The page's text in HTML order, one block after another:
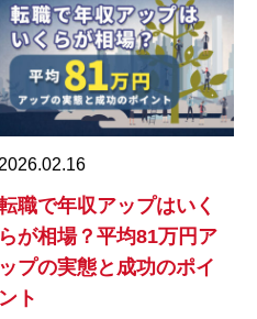
2026.02.16
職で年収アップはいく
らが相場？平均81万円ア
ップの実態と成功のポイ
ント